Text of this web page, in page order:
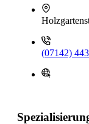
(07142)